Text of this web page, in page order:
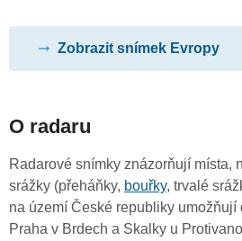
Zobrazit snímek Evropy
O radaru
Radarové snímky znázorňují místa,
srážky (přeháňky, bouřky, trvalé
na území České republiky umožňují
Praha v Brdech a Skalky u